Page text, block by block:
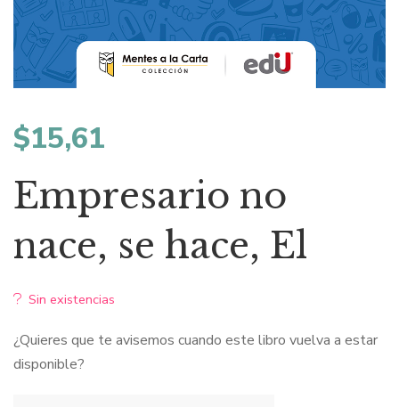
$15,61
Empresario no
nace, se hace, El
Sin existencias
¿Quieres que te avisemos cuando este libro vuelva a estar
disponible?